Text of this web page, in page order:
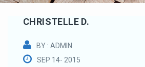
CHRISTELLE D.
BY : ADMIN
SEP 14- 2015